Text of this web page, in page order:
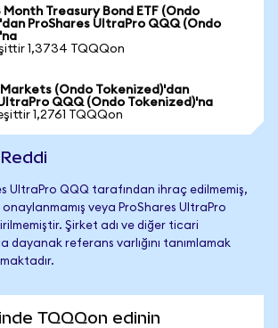
Month Treasury Bond ETF (Ondo
ProShares UltraPro QQQ (Ondo
1,3734 TQQQon
Markets (Ondo Tokenized)'dan
QQQ (Ondo Tokenized)'na
1,2761 TQQQon
UltraPro QQQ tarafından ihraç edilmemiş,
veya ProShares UltraPro
Şirket adı ve diğer ticari
dayanak referans varlığını tanımlamak
TQQQon edinin